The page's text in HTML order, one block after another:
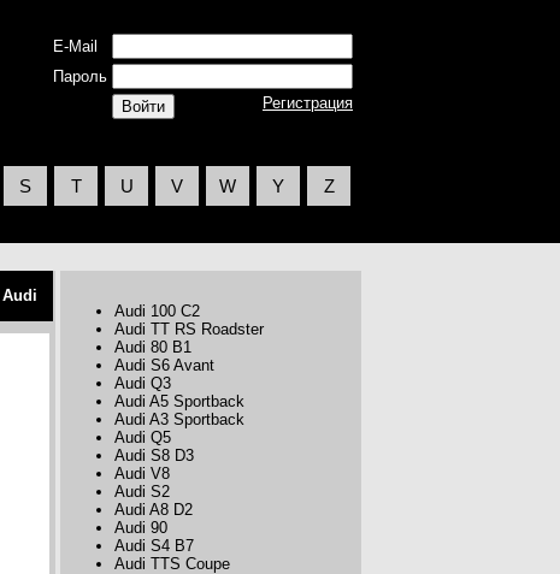
E-Mail
Пароль
Регистрация
S T U V W Y Z
Audi
Audi 100 C2
Audi TT RS Roadster
Audi 80 B1
Audi S6 Avant
Audi Q3
Audi A5 Sportback
Audi A3 Sportback
Audi Q5
Audi S8 D3
Audi V8
Audi S2
Audi A8 D2
Audi 90
Audi S4 B7
Audi TTS Coupe